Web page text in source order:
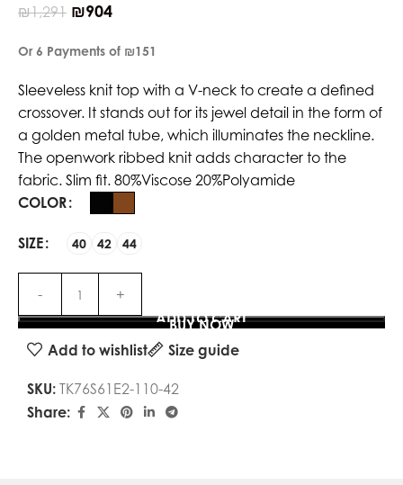
₪1,291 ₪904
Or 6 Payments of ₪151
Sleeveless knit top with a V-neck to create a defined
crossover. It stands out for its jewel detail in the form of
a golden metal tube, which illuminates the neckline.
The openwork ribbed knit adds character to the
fabric. Slim fit. 80%Viscose 20%Polyamide
COLOR
SIZE 40 42 44
ADD TO CART
BUY NOW
Add to wishlist
Size guide
SKU: TK76S61E2-110-42
Share: